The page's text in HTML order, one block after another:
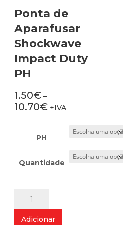
Ponta de
Aparafusar
Shockwave
Impact Duty
PH
1.50€ –
10.70€ +IVA
PH
Quantidade
Ponta
Adicionar